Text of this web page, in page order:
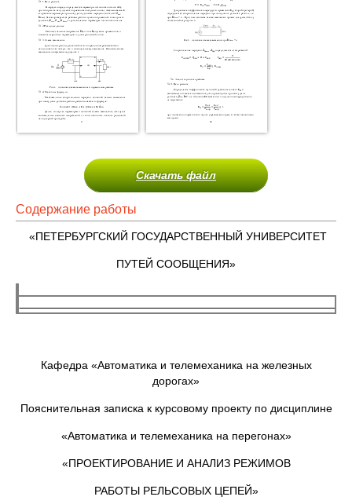
Скачать файл
Содержание работы
«ПЕТЕРБУРГСКИЙ ГОСУДАРСТВЕННЫЙ УНИВЕРСИТЕТ
ПУТЕЙ СООБЩЕНИЯ»
Кафедра «Автоматика и телемеханика на железных
дорогах»
Пояснительная записка к курсовому проекту по дисциплине
«Автоматика и телемеханика на перегонах»
«ПРОЕКТИРОВАНИЕ И АНАЛИЗ РЕЖИМОВ
РАБОТЫ РЕЛЬСОВЫХ ЦЕПЕЙ»